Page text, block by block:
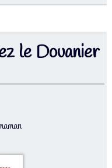
le Douanier